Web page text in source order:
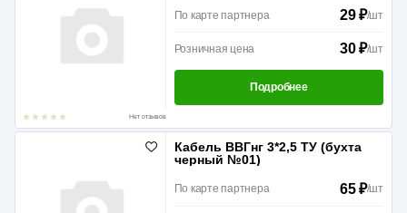
Нет отзывов
По карте партнера 29 ₽/шт
Розничная цена 30 ₽/шт
Подробнее
Кабель ВВГнг 3*2,5 ТУ (бухта
черный №01)
По карте партнера 65 ₽/шт